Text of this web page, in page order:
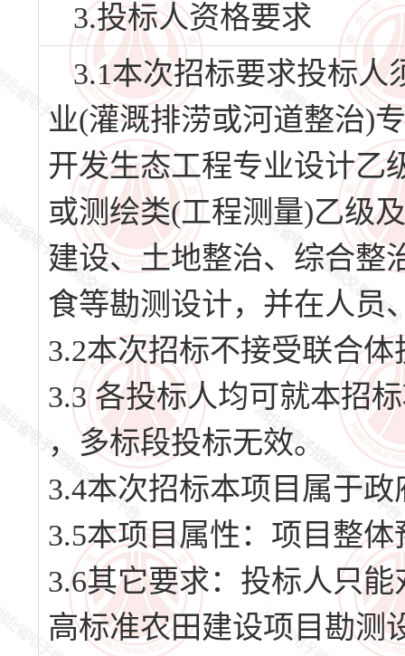
3.投标人资格要求
3.1本次招标要求投标人
业(灌溉排涝或河道整治)
开发生态工程专业设计乙
或测绘类(工程测量)乙级
建设、土地整治、综合整
食等勘测设计，并在人员
3.2本次招标不接受联合体
3.3 各投标人均可就本招
，多标段投标无效。
3.4本次招标本项目属于
3.5本项目属性：项目整
3.6其它要求：投标人只
高标准农田建设项目勘测